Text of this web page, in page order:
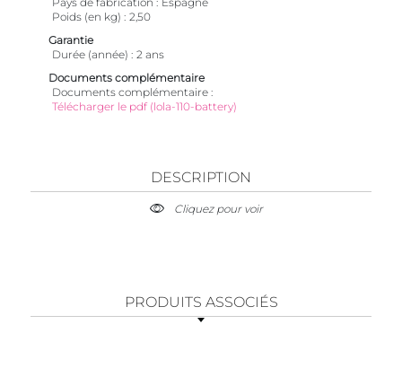
Poids (en kg)
2,50
Garantie
Durée (année)
2 ans
Documents complémentaire
Documents complémentaire
Télécharger le pdf (lola-110-battery)
DESCRIPTION
Cliquez pour voir
PRODUITS ASSOCIÉS